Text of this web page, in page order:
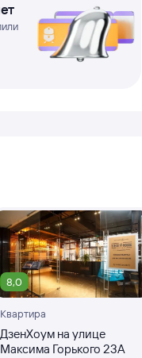
8,0
Квартира
ДзенХоум на улице
Максима Горького 23А